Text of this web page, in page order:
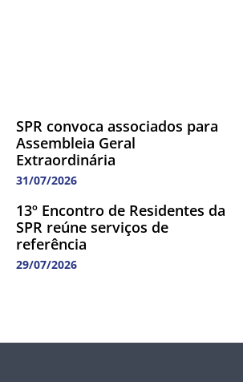
SPR convoca associados para
Assembleia Geral
Extraordinária
31/07/2026
13º Encontro de Residentes da
SPR reúne serviços de
referência
29/07/2026